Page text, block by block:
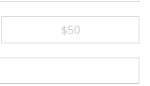
⁦$50⁩